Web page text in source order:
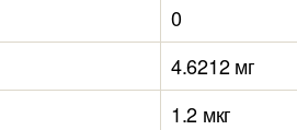
0
4.6212 мг
1.2 мкг